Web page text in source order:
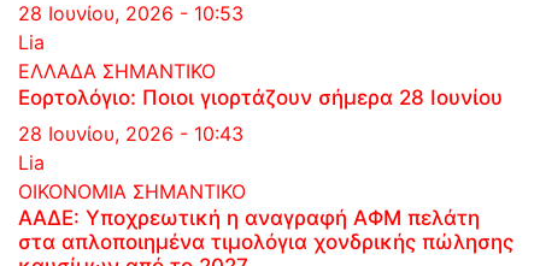
28 Ιουνίου, 2026 - 10:53
Lia
ΕΛΛΑΔΑ ΣΗΜΑΝΤΙΚΟ
Εορτολόγιο: Ποιοι γιορτάζουν σήμερα 28 Ιουνίου
28 Ιουνίου, 2026 - 10:43
Lia
ΟΙΚΟΝΟΜΙΑ ΣΗΜΑΝΤΙΚΟ
ΑΑΔΕ: Υποχρεωτική η αναγραφή ΑΦΜ πελάτη
στα απλοποιημένα τιμολόγια χονδρικής πώλησης